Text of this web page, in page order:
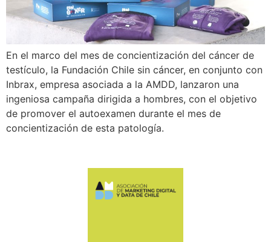
En el marco del mes de concientización del cáncer de
testículo, la Fundación Chile sin cáncer, en conjunto con
Inbrax, empresa asociada a la AMDD, lanzaron una
ingeniosa campaña dirigida a hombres, con el objetivo
de promover el autoexamen durante el mes de
concientización de esta patología.